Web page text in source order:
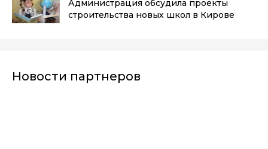
Администрация обсудила проекты
строительства новых школ в Кирове
Новости партнеров